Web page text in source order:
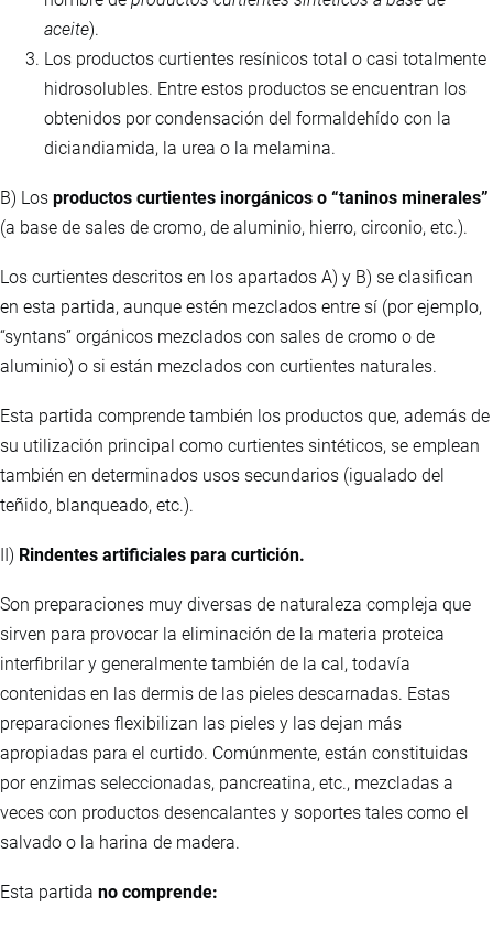
aceite).
Los productos curtientes resínicos total o casi totalmente
hidrosolubles. Entre estos productos se encuentran los
obtenidos por condensación del formaldehído con la
diciandiamida, la urea o la melamina.
B) Los productos curtientes inorgánicos o “taninos minerales”
(a base de sales de cromo, de aluminio, hierro, circonio, etc.).
Los curtientes descritos en los apartados A) y B) se clasifican
en esta partida, aunque estén mezclados entre sí (por ejemplo,
“syntans” orgánicos mezclados con sales de cromo o de
aluminio) o si están mezclados con curtientes naturales.
Esta partida comprende también los productos que, además de
su utilización principal como curtientes sintéticos, se emplean
también en determinados usos secundarios (igualado del
teñido, blanqueado, etc.).
II) Rindentes artificiales para curtición.
Son preparaciones muy diversas de naturaleza compleja que
sirven para provocar la eliminación de la materia proteica
interfibrilar y generalmente también de la cal, todavía
contenidas en las dermis de las pieles descarnadas. Estas
preparaciones flexibilizan las pieles y las dejan más
apropiadas para el curtido. Comúnmente, están constituidas
por enzimas seleccionadas, pancreatina, etc., mezcladas a
veces con productos desencalantes y soportes tales como el
salvado o la harina de madera.
Esta partida no comprende: